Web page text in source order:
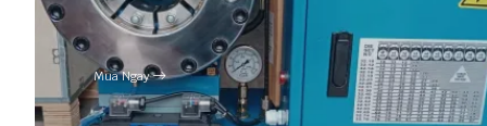
Mua Ngay